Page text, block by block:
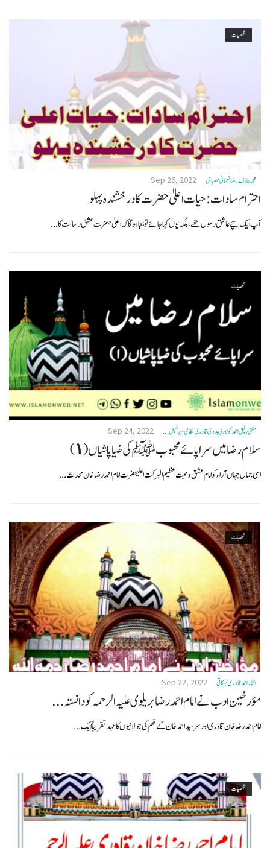
شخصیات
محمد عار ف رضا نعمانی مصباحی Sep 26, 2022
احترام سادات:حیات اعلیٰ حضرت کا درخشندہ پہلو
آپ ایک سچے عاشق رسول تھے،بلکہ یوں کہا جائے تو بجاہوگا کہ اعلیٰ حضرت عشق رسالت کا...
شخصیات
مفتی رفیق احمد کولاری ہدوی قادری نظامی- پرنسپل ... Sep 24, 2022
سلام رضا میں سراپائے محبوبﷺ کی ضیاپاشیاں (١)
اسی جمال جہاں آراء کو امام عشق ومحبت عظیم البرکت اعلیحضرت امام احمد رضا خان محدث...
شخصیات
افتخاراحمدقادری برکاتی Sep 22, 2022
مؤرخین ادب نے امام احمد رضا بریلوی علیہ الرحمہ کو دانستہ...
امام احمد رضا خان قادری اور سر سید احمد خان کے قلم کی جولانیوں کا عہد تقریباً ایک...
شخصیات